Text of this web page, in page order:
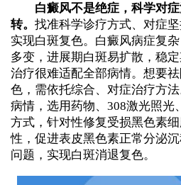
为黑色素细胞修
要避免外界不良
发迹象及时抗复
复。...
白癜风不是绝症，科学对症
转。 找准科学诊疗方式、对症
实现白斑复色。白癜风病症复
多变，进展期白斑易扩散，稳
治疗很难适配全部病情。想要
色，需依托综合、对症治疗方
病情，选用药物、308激光照光
方式，针对性修复受损黑色素
性，促进表皮黑色素正常分泌
问题，实现白斑消退复色。